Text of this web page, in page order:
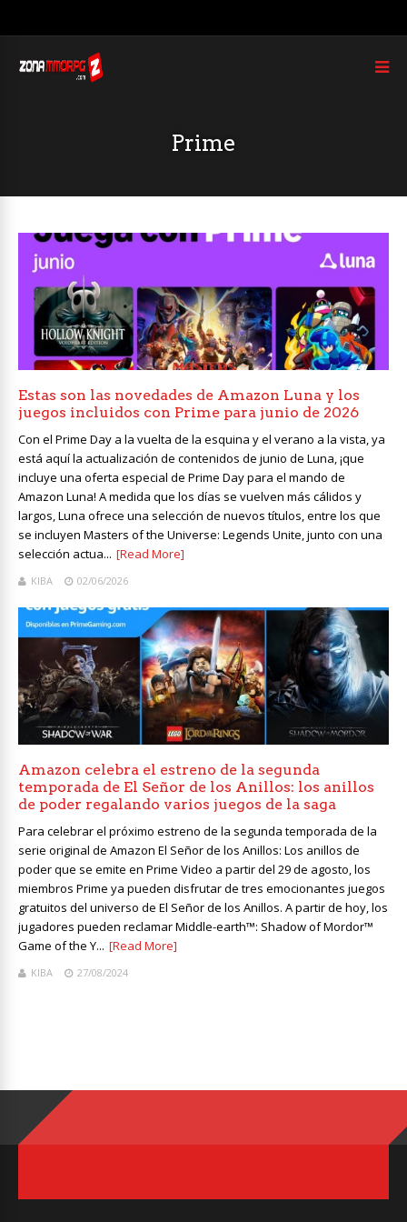
Prime
Estas son las novedades de Amazon Luna y los
juegos incluidos con Prime para junio de 2026
Con el Prime Day a la vuelta de la esquina y el verano a la vista, ya
está aquí la actualización de contenidos de junio de Luna, ¡que
incluye una oferta especial de Prime Day para el mando de
Amazon Luna! A medida que los días se vuelven más cálidos y
largos, Luna ofrece una selección de nuevos títulos, entre los que
se incluyen Masters of the Universe: Legends Unite, junto con una
selección actua... [Read More]
KIBA 02/06/2026
Amazon celebra el estreno de la segunda
temporada de El Señor de los Anillos: los anillos
de poder regalando varios juegos de la saga
Para celebrar el próximo estreno de la segunda temporada de la
serie original de Amazon El Señor de los Anillos: Los anillos de
poder que se emite en Prime Video a partir del 29 de agosto, los
miembros Prime ya pueden disfrutar de tres emocionantes juegos
gratuitos del universo de El Señor de los Anillos. A partir de hoy, los
jugadores pueden reclamar Middle-earth™: Shadow of Mordor™
Game of the Y... [Read More]
KIBA 27/08/2024